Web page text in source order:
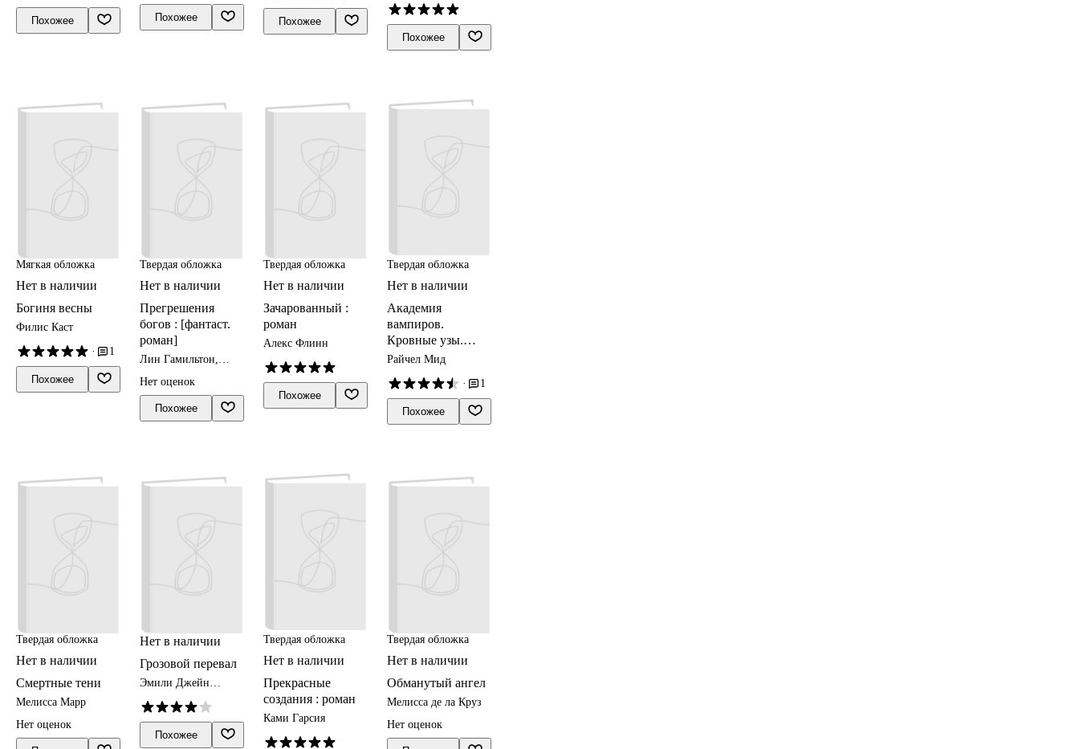
Похожее Похожее Похожее
Похожее
Мягкая обложка
Нет в наличии
Богиня весны
Филис Каст
·
1
Похожее
Твердая обложка
Нет в наличии
Прегрешения
богов : [фантаст.
роман]
Лин Гамильтон,
Гамильтон
Нет оценок
Похожее
Твердая обложка
Нет в наличии
Зачарованный :
роман
Алекс Флинн
Похожее
Твердая обложка
Нет в наличии
Академия
вампиров.
Кровные узы.
Кн.1. Принцесса
Райчел Мид
·
1
Похожее
Твердая обложка
Нет в наличии
Смертные тени
Мелисса Марр
Нет оценок
Нет в наличии
Грозовой перевал
Эмили Джейн
Похожее
Твердая обложка
Нет в наличии
Прекрасные
создания : роман
Ками Гарсия
Твердая обложка
Нет в наличии
Обманутый ангел
Мелисса де ла Круз
Нет оценок